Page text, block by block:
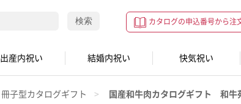
カタログの申込番号から注
検索
出産内祝い 結婚内祝い 快気祝い
冊子型カタログギフト 国産和牛肉カタログギフト 和牛